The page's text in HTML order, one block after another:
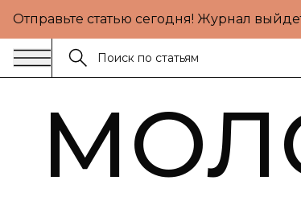
Отправьте статью сегодня! Журнал